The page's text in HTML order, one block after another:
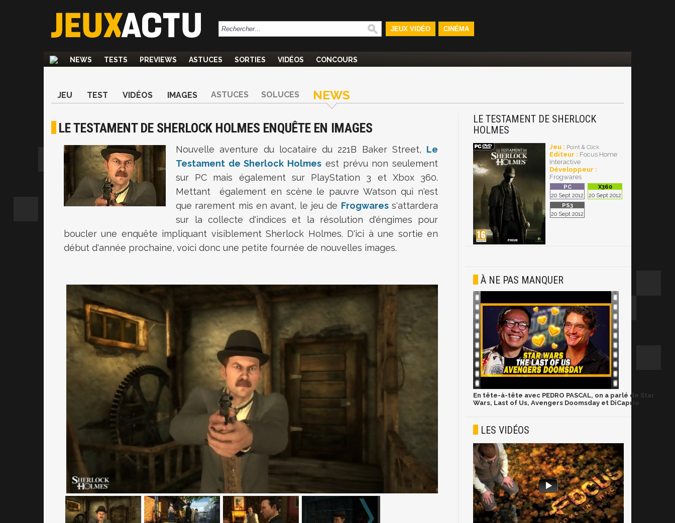
JEUX VIDÉO CINÉMA
NEWS TESTS PREVIEWS ASTUCES SORTIES VIDÉOS CONCOURS
JEU TEST VIDÉOS IMAGES ASTUCES SOLUCES NEWS
LE TESTAMENT DE SHERLOCK HOLMES ENQUÊTE EN IMAGES
Nouvelle aventure du locataire du 221B Baker Street, Le
Testament de Sherlock Holmes est prévu non seulement
sur PC mais également sur PlayStation 3 et Xbox 360.
Mettant également en scène le pauvre Watson qui n'est
que rarement mis en avant, le jeu de Frogwaress'attardera
sur la collecte d'indices et la résolution d'éngimes pour
boucler une enquête impliquant visiblement Sherlock Holmes. D'ici à une sortie en
début d'année prochaine, voici donc une petite fournée de nouvelles images.
LE TESTAMENT DE SHERLOCK
HOLMES
Jeu : Point & Click
Editeur : Focus Home
Interactive
Développeur :
Frogwares
20 Sept 2012 20 Sept 2012
20 Sept 2012
À NE PAS MANQUER
En tête-à-tête avec PEDRO PASCAL, on a parlé de Star
Wars, Last of Us, Avengers Doomsday et DiCaprio
LES VIDÉOS